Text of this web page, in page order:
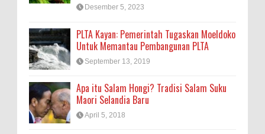
Desember 5, 2023
PLTA Kayan: Pemerintah Tugaskan Moeldoko
Untuk Memantau Pembangunan PLTA
September 13, 2019
Apa itu Salam Hongi? Tradisi Salam Suku
Maori Selandia Baru
April 5, 2018